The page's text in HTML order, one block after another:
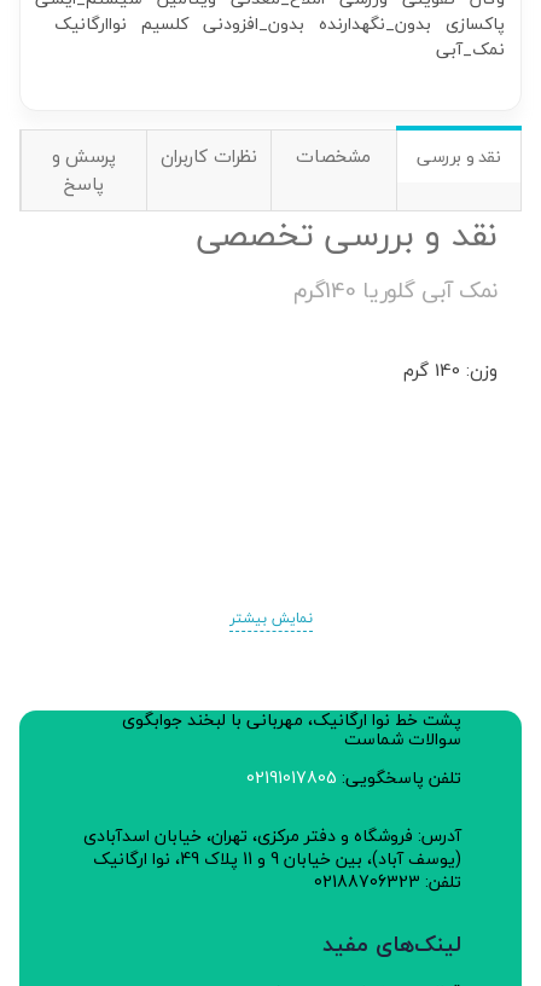
پاکسازی بدون_نگهدارنده بدون_افزودنی کلسیم نواارگانیک
نمک_آبی
نقد و بررسی مشخصات نظرات کاربران
پرسش و
پاسخ
نقد و بررسی تخصصی
نمک آبی گلوریا 140گرم
وزن: 140 گرم
نمایش بیشتر
پشت خط نوا ارگانیک، مهربانی با لبخند جوابگوی
سوالات شماست
تلفن پاسخگویی: 02191017805
آدرس: فروشگاه و دفتر مرکزی، تهران، خیابان اسدآبادی
(یوسف آباد)، بین خیابان 9 و 11 پلاک 49، نوا ارگانیک
تلفن: 02188706323
لینک‌های مفید